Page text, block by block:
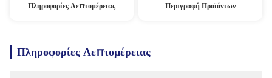
Πληροφορίες Λεπτομέρειας Περιγραφή Προϊόντων
Πληροφορίες Λεπτομέρειας